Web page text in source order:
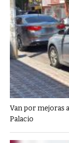
Van por mejoras
Palacio